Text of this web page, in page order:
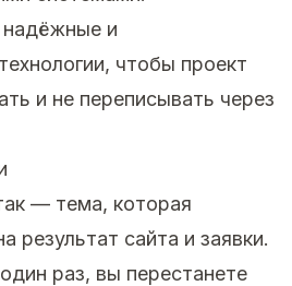
и
чтобы проект
и не переписывать через
— тема, которая
результат сайта и заявки.
раз, вы перестанете